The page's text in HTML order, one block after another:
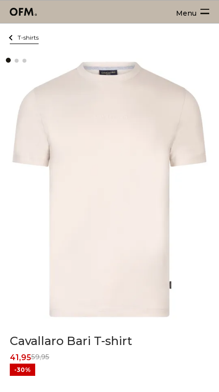
Menu
T-shirts
Cavallaro Bari T-shirt
59,95
41,95
-30%